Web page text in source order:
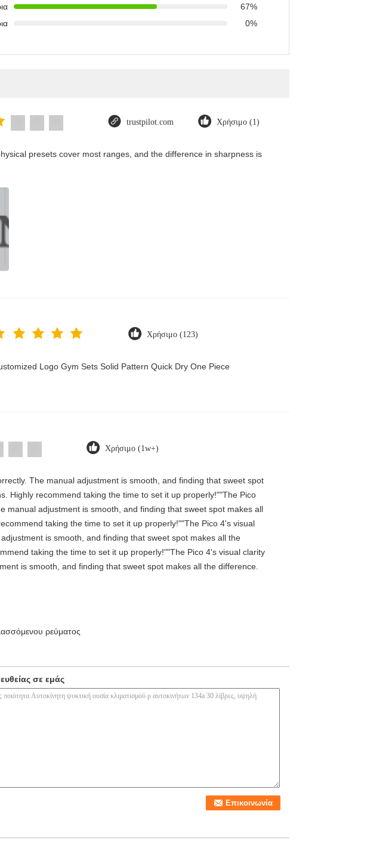
67%
0%
trustpilot.com Χρήσιμο (1)
presets cover most ranges, and the difference in sharpness is
Χρήσιμο (123)
Logo Gym Sets Solid Pattern Quick Dry One Piece
Χρήσιμο (1w+)
The manual adjustment is smooth, and finding that sweet spot
Highly recommend taking the time to set it up properly!""The Pico
manual adjustment is smooth, and finding that sweet spot makes all
taking the time to set it up properly!""The Pico 4's visual
is smooth, and finding that sweet spot makes all the
taking the time to set it up properly!""The Pico 4's visual clarity
is smooth, and finding that sweet spot makes all the difference.
ρεύματος
σε εμάς